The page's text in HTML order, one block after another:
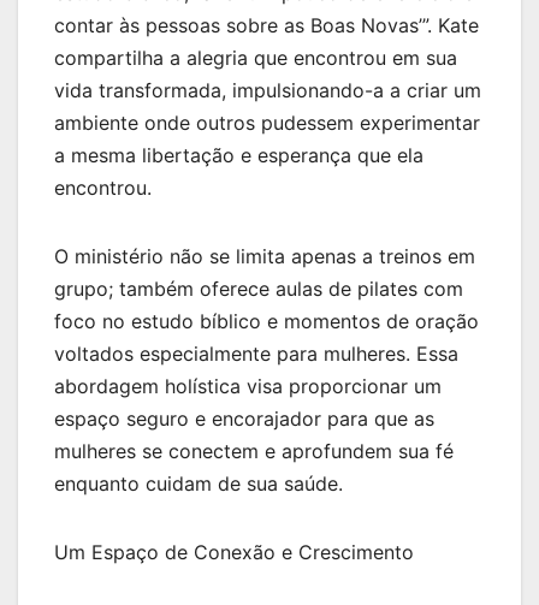
contar às pessoas sobre as Boas Novas’”. Kate
compartilha a alegria que encontrou em sua
vida transformada, impulsionando-a a criar um
ambiente onde outros pudessem experimentar
a mesma libertação e esperança que ela
encontrou.
O ministério não se limita apenas a treinos em
grupo; também oferece aulas de pilates com
foco no estudo bíblico e momentos de oração
voltados especialmente para mulheres. Essa
abordagem holística visa proporcionar um
espaço seguro e encorajador para que as
mulheres se conectem e aprofundem sua fé
enquanto cuidam de sua saúde.
Um Espaço de Conexão e Crescimento